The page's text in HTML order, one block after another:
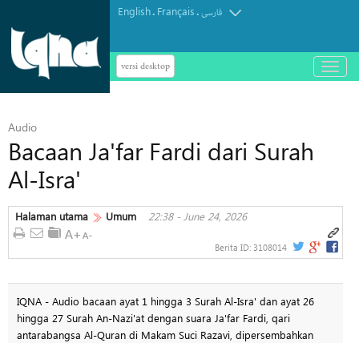
English. Français.فارسی
versi desktop
باز
و
Audio
Bacaan Ja'far Fardi dari Surah
Al-Isra'
Halaman utama Umum 22:38 - June 24, 2026
Berita ID: 3108014
IQNA - Audio bacaan ayat 1 hingga 3 Surah Al-Isra' dan ayat 26
hingga 27 Surah An-Nazi'at dengan suara Ja'far Fardi, qari
antarabangsa Al-Quran di Makam Suci Razavi, dipersembahkan